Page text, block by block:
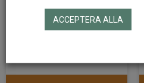
till tygblöjor och annat
Vimse
ACCEPTERA ALLA